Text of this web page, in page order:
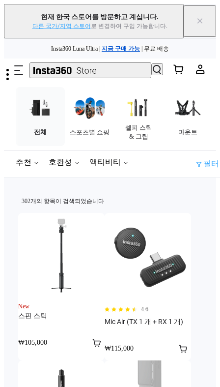
현재 한국 스토어를 방문하고 계십니다.
다른 국가/지역 스토어 로 변경하여 구입 가능합니다. ×
Insta360 Luna Ultra | 지금 구매 가능 | 무료 배송
Insta360 Luna Ultra | | 무료 배송
전체 스포츠별 쇼핑
셀피 스틱
& 그립
마운트
추천 호환성 액티비티 필터
302개의 항목이 검색되었습니다
New
스핀 스틱
₩105,000
4.6
Mic Air (TX 1 개 + RX 1 개)
₩115,000